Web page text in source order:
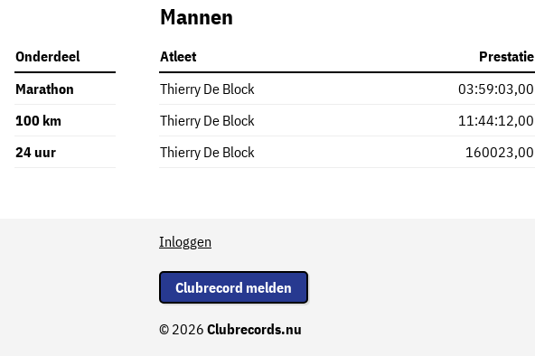
Mannen
Onderdeel Atleet Prestatie
Marathon
Thierry De Block 03:59:03,00
100 km
Thierry De Block 11:44:12,00
24 uur
Thierry De Block 160023,00
© 2026 Clubrecords.nu
Inloggen
Clubrecord melden